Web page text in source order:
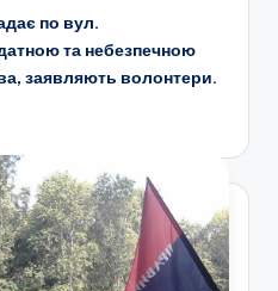
по вул.
та небезпечною
заявляють волонтери.